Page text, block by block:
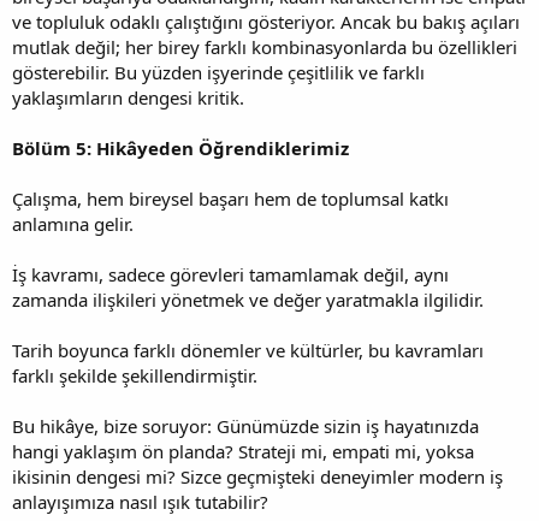
ve topluluk odaklı çalıştığını gösteriyor. Ancak bu bakış açıları
mutlak değil; her birey farklı kombinasyonlarda bu özellikleri
gösterebilir. Bu yüzden işyerinde çeşitlilik ve farklı
yaklaşımların dengesi kritik.
Bölüm 5: Hikâyeden Öğrendiklerimiz
Çalışma, hem bireysel başarı hem de toplumsal katkı
anlamına gelir.
İş kavramı, sadece görevleri tamamlamak değil, aynı
zamanda ilişkileri yönetmek ve değer yaratmakla ilgilidir.
Tarih boyunca farklı dönemler ve kültürler, bu kavramları
farklı şekilde şekillendirmiştir.
Bu hikâye, bize soruyor: Günümüzde sizin iş hayatınızda
hangi yaklaşım ön planda? Strateji mi, empati mi, yoksa
ikisinin dengesi mi? Sizce geçmişteki deneyimler modern iş
anlayışımıza nasıl ışık tutabilir?